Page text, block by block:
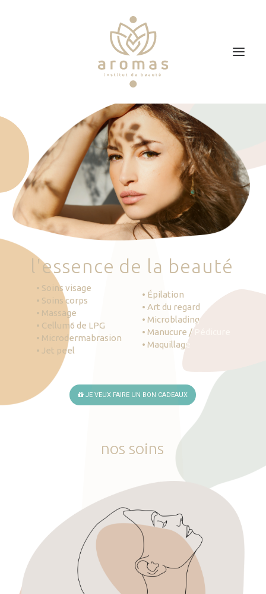
Soins
Je veux faire un bon cadeau
Plan d’accès
Prendre RDV
'essence de la beauté
• Soins visage
• Soins corps
• Massage
• Cellum6 de LPG
• Microdermabrasion
• Jet peel
• Épilation
• Art du regard
• Microblading
• Manucure / Pédicure
• Maquillage
JE VEUX FAIRE UN BON CADEAUX
nos soins